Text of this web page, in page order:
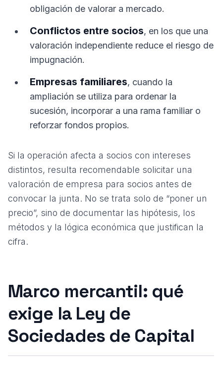
obligación de valorar a mercado.
Conflictos entre socios, en los que una
valoración independiente reduce el riesgo de
impugnación.
Empresas familiares, cuando la
ampliación se utiliza para ordenar la
sucesión, incorporar a una rama familiar o
reforzar fondos propios.
Si la operación afecta a socios con intereses
distintos, resulta recomendable solicitar una
valoración de empresa para socios antes de
convocar la junta. No se trata solo de “poner un
precio”, sino de documentar las hipótesis, los
métodos y la lógica económica que justifican la
cifra.
Marco mercantil: qué
exige la Ley de
Sociedades de Capital